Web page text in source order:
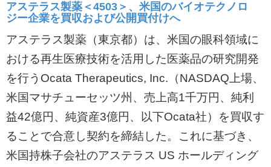
アステラス製薬＜4503＞、米国のバイオテクノロ
ジー企業を買収および公開買付けへ
アステラス製薬（東京都）は、米国の眼科領域に
おける再生医療技術を活用した医薬品の研究開発
を行うOcata Therapeutics, Inc.（NASDAQ上場、
米国マサチューセッツ州、売上高1千万円、純利
益42億円、純資産3億円、以下Ocata社）を買収す
ることで合意し契約を締結した。これに基づき、
米国持株子会社のアステラス US ホールディング